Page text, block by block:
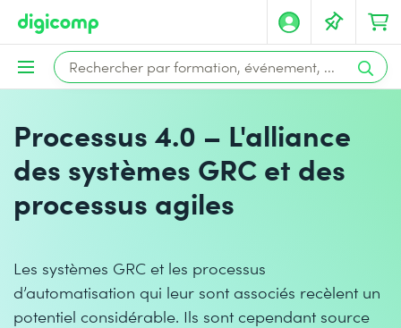
Processus 4.0 – L'alliance
des systèmes GRC et des
processus agiles
Les systèmes GRC et les processus
d’automatisation qui leur sont associés recèlent un
potentiel considérable. Ils sont cependant source